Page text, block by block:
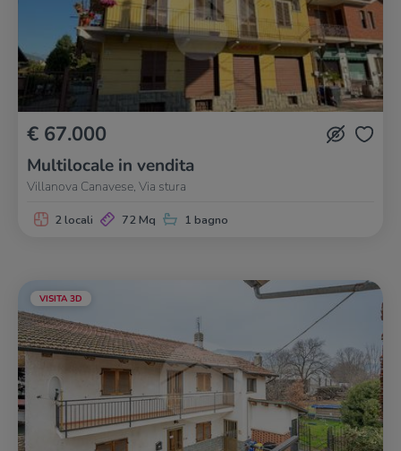
€ 67.000
Multilocale in vendita
Villanova Canavese, Via stura
2 locali 72 Mq 1 bagno
VISITA 3D